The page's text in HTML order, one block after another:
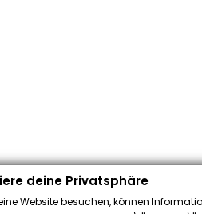
deine Privatsphäre
Website besuchen, können